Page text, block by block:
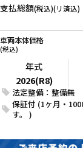
支払総額(税込)(リ済込)
車両本体価格
(税込)
法定整備：整備無
保証付 (1ヶ月・
す。 )
年式
2026(R8)